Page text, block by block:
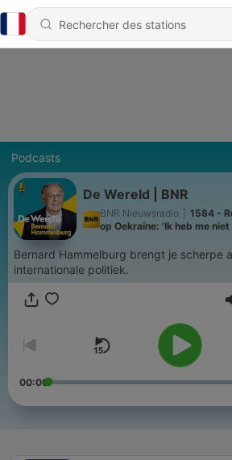
Podcasts
De Wereld | BNR
BNR Nieuwsradio
1584 -
op Oekraïne: 'Ik heb me
Bernard Hammelburg brengt je scherpe
internationale politiek.
00:00